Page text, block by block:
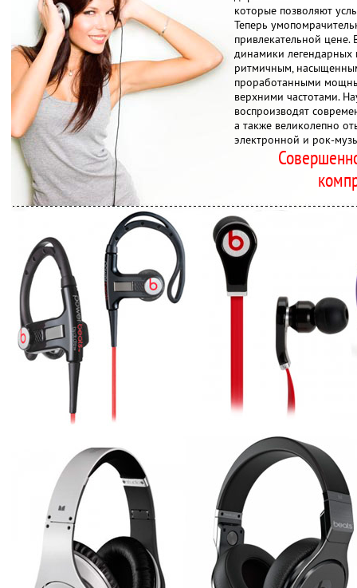
которые позволяют
Теперь
привлекательной цене.
динамики легендарных
ритмичным,
проработанными
верхними частотами.
воспроизводят
а также великолепно
электронной и рок-